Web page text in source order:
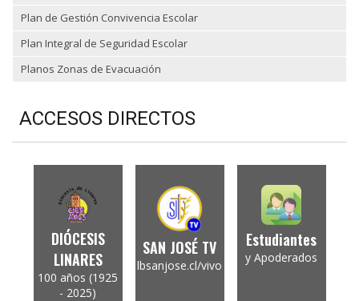
Plan de Gestión Convivencia Escolar
Plan Integral de Seguridad Escolar
Planos Zonas de Evacuación
ACCESOS DIRECTOS
DIÓCESIS
LINARES
100 años (1925
- 2025)
SAN JOSÉ TV
lbsanjose.cl/vivo
Estudiantes
y Apoderados